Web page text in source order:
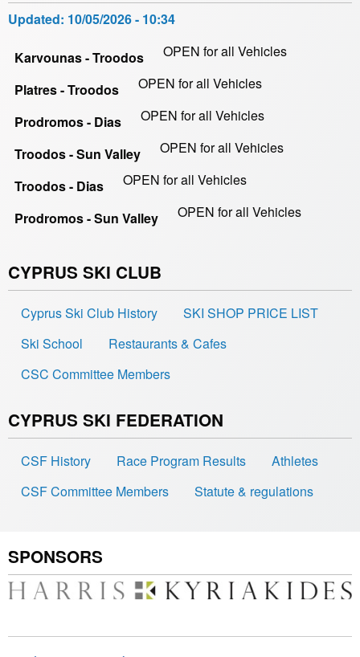
Updated: 10/05/2026 - 10:34
Karvounas - Troodos OPEN for all Vehicles
Platres - Troodos OPEN for all Vehicles
Prodromos - Dias OPEN for all Vehicles
Troodos - Sun Valley OPEN for all Vehicles
Troodos - Dias OPEN for all Vehicles
Prodromos - Sun Valley OPEN for all Vehicles
CYPRUS SKI CLUB
Cyprus Ski Club History
SKI SHOP PRICE LIST
Ski School
Restaurants & Cafes
CSC Committee Members
CYPRUS SKI FEDERATION
CSF History Race Program Results
Athletes
CSF Committee Members
Statute & regulations
SPONSORS